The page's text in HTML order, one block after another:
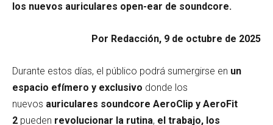
los nuevos auriculares open-ear de soundcore.
Por Redacción, 9 de octubre de 2025
Durante estos días, el público podrá sumergirse en un
espacio efímero y exclusivo donde los
nuevos auriculares soundcore AeroClip y AeroFit
2 pueden revolucionar la rutina, el trabajo, los